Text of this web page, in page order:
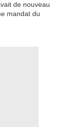
de nouveau
mandat du